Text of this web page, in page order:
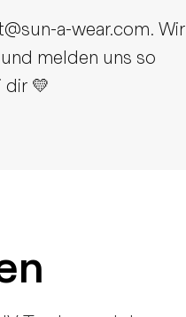
a-wear.com. Wir
melden uns so
dir 💛